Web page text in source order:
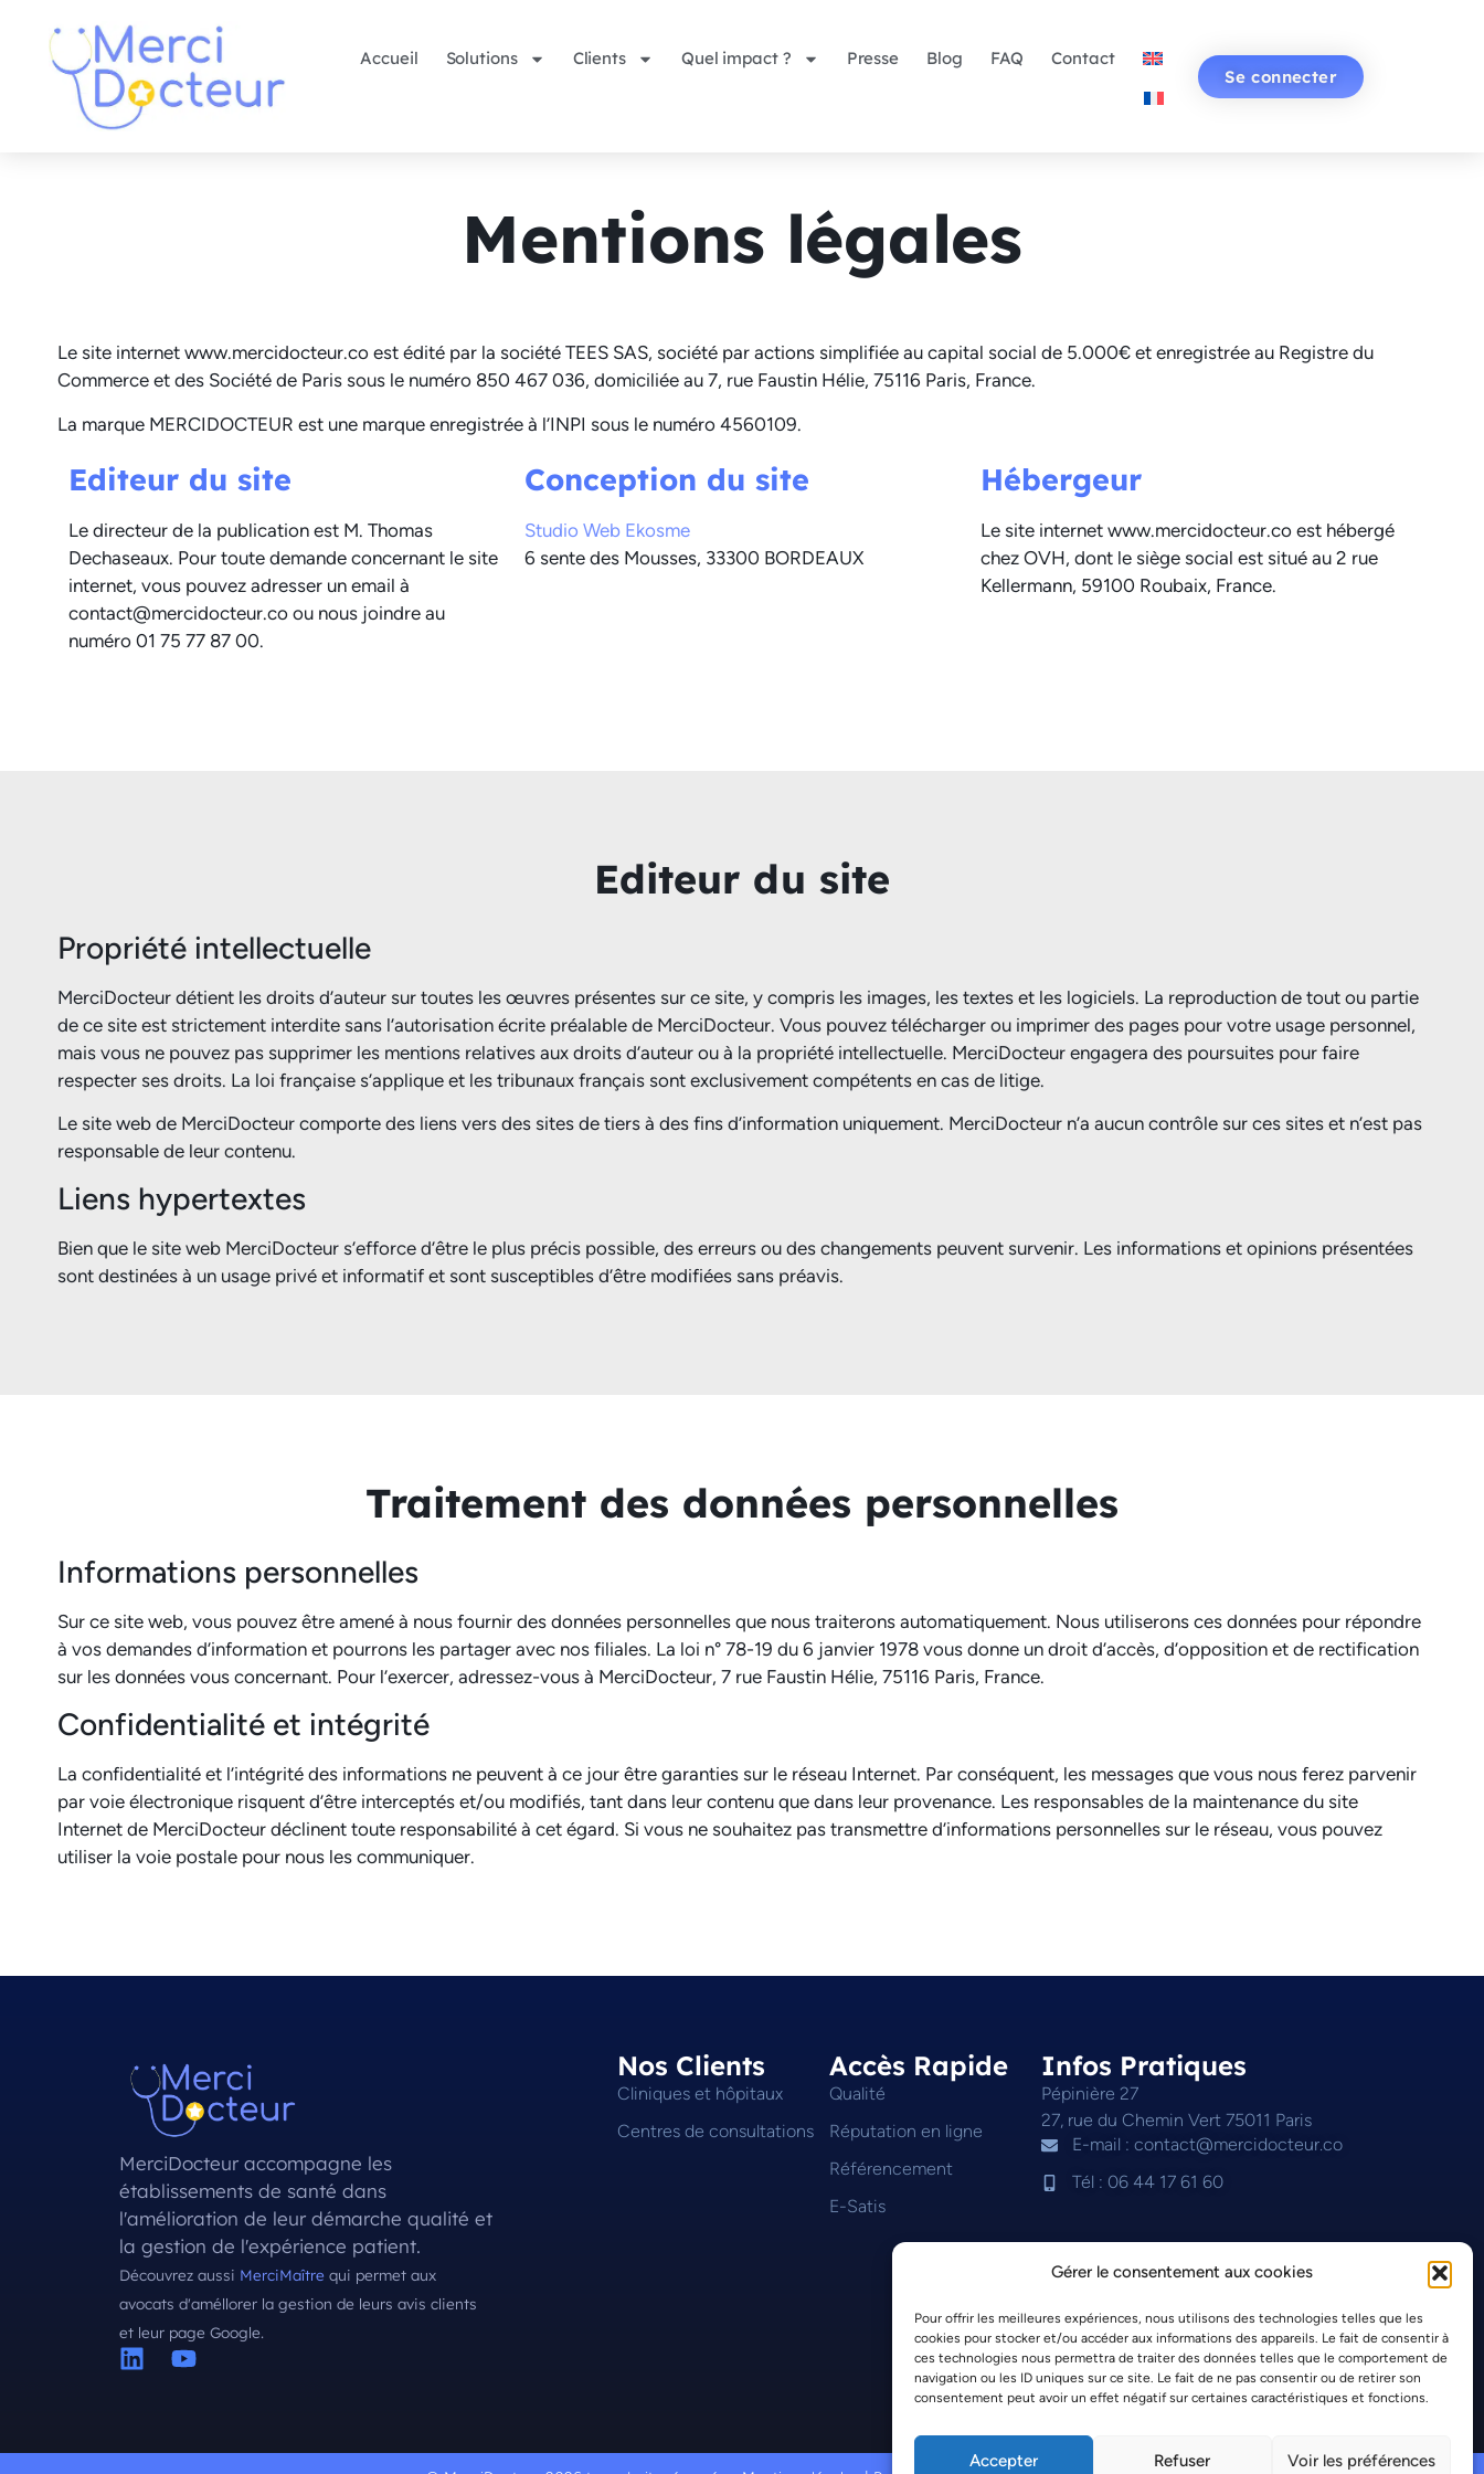
Gérer le consentement aux cookies
Pour offrir les meilleures expériences, nous utilisons des technologies telles que les
cookies pour stocker et/ou accéder aux informations des appareils. Le fait de consentir à
ces technologies nous permettra de traiter des données telles que le comportement de
navigation ou les ID uniques sur ce site. Le fait de ne pas consentir ou de retirer son
consentement peut avoir un effet négatif sur certaines caractéristiques et fonctions.
Accepter Refuser Voir les préférences
Accueil Solutions Clients Quel impact ? Presse Blog FAQ
Contact
Se connecter
Mentions légales
Le site internet www.mercidocteur.co est édité par la société TEES SAS, société par actions simplifiée au capital social de 5.000€ et enregistrée au Registre du
Commerce et des Société de Paris sous le numéro 850 467 036, domiciliée au 7, rue Faustin Hélie, 75116 Paris, France.
La marque MERCIDOCTEUR est une marque enregistrée à l’INPI sous le numéro 4560109.
Editeur du site
Le directeur de la publication est M. Thomas
Dechaseaux. Pour toute demande concernant le site
internet, vous pouvez adresser un email à
contact@mercidocteur.co ou nous joindre au
numéro 01 75 77 87 00.
Conception du site
Studio Web Ekosme
6 sente des Mousses, 33300 BORDEAUX
Hébergeur
Le site internet www.mercidocteur.co est hébergé
chez OVH, dont le siège social est situé au 2 rue
Kellermann, 59100 Roubaix, France.
Editeur du site
Propriété intellectuelle
MerciDocteur détient les droits d’auteur sur toutes les œuvres présentes sur ce site, y compris les images, les textes et les logiciels. La reproduction de tout ou partie
de ce site est strictement interdite sans l’autorisation écrite préalable de MerciDocteur. Vous pouvez télécharger ou imprimer des pages pour votre usage personnel,
mais vous ne pouvez pas supprimer les mentions relatives aux droits d’auteur ou à la propriété intellectuelle. MerciDocteur engagera des poursuites pour faire
respecter ses droits. La loi française s’applique et les tribunaux français sont exclusivement compétents en cas de litige.
Le site web de MerciDocteur comporte des liens vers des sites de tiers à des fins d’information uniquement. MerciDocteur n’a aucun contrôle sur ces sites et n’est pas
responsable de leur contenu.
Liens hypertextes
Bien que le site web MerciDocteur s’efforce d’être le plus précis possible, des erreurs ou des changements peuvent survenir. Les informations et opinions présentées
sont destinées à un usage privé et informatif et sont susceptibles d’être modifiées sans préavis.
Traitement des données personnelles
Informations personnelles
Sur ce site web, vous pouvez être amené à nous fournir des données personnelles que nous traiterons automatiquement. Nous utiliserons ces données pour répondre
à vos demandes d’information et pourrons les partager avec nos filiales. La loi n° 78-19 du 6 janvier 1978 vous donne un droit d’accès, d’opposition et de rectification
sur les données vous concernant. Pour l’exercer, adressez-vous à MerciDocteur, 7 rue Faustin Hélie, 75116 Paris, France.
Confidentialité et intégrité
La confidentialité et l’intégrité des informations ne peuvent à ce jour être garanties sur le réseau Internet. Par conséquent, les messages que vous nous ferez parvenir
par voie électronique risquent d’être interceptés et/ou modifiés, tant dans leur contenu que dans leur provenance. Les responsables de la maintenance du site
Internet de MerciDocteur déclinent toute responsabilité à cet égard. Si vous ne souhaitez pas transmettre d’informations personnelles sur le réseau, vous pouvez
utiliser la voie postale pour nous les communiquer.
MerciDocteur accompagne les
établissements de santé dans
l'amélioration de leur démarche qualité et
la gestion de l'expérience patient.
Découvrez aussi MerciMaître qui permet aux
avocats d'améllorer la gestion de leurs avis clients
et leur page Google.
Nos Clients
Cliniques et hôpitaux
Centres de consultations
Accès Rapide
Qualité
Réputation en ligne
Référencement
E-Satis
Infos Pratiques
Pépinière 27
27, rue du Chemin Vert 75011 Paris
E-mail : contact@mercidocteur.co
Tél : 06 44 17 61 60